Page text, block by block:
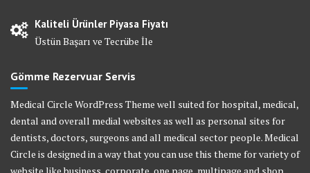
Kaliteli Ürünler Piyasa Fiyatı
Üstün Başarı ve Tecrübe İle
Gömme Rezervuar Servis
Medical Circle WordPress Theme well suited for hospital, medical,
dental and overall medial websites as well as personal sites for
dentists, doctors, surgeons and all medical sector people. Medical
Circle is designed in a way that you can use this theme for variety of